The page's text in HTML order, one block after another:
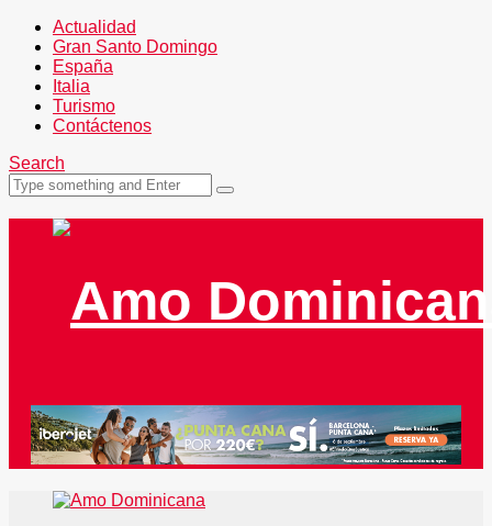
Actualidad
Gran Santo Domingo
España
Italia
Turismo
Contáctenos
Search